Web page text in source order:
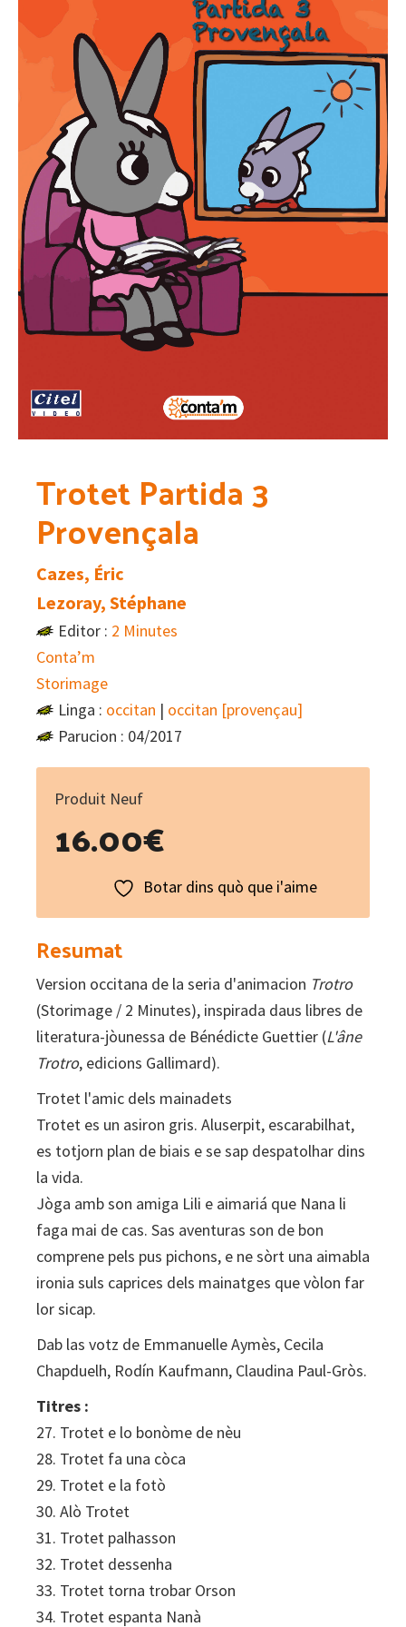
Trotet Partida 3
Provençala
Cazes, Éric
Lezoray, Stéphane
Editor : 2 Minutes
Conta’m
Storimage
Linga : occitan | occitan [provençau]
Parucion : 04/2017
Produit Neuf
16.00€
Botar dins quò que i'aime
Resumat
Version occitana de la seria d'animacion Trotro
(Storimage / 2 Minutes), inspirada daus libres de
literatura-jòunessa de Bénédicte Guettier (L'âne
Trotro, edicions Gallimard).
Trotet l'amic dels mainadets
Trotet es un asiron gris. Aluserpit, escarabilhat,
es totjorn plan de biais e se sap despatolhar dins
la vida.
Jòga amb son amiga Lili e aimariá que Nana li
faga mai de cas. Sas aventuras son de bon
comprene pels pus pichons, e ne sòrt una aimabla
ironia suls caprices dels mainatges que vòlon far
lor sicap.
Dab las votz de Emmanuelle Aymès, Cecila
Chapduelh, Rodín Kaufmann, Claudina Paul-Gròs.
Titres :
27. Trotet e lo bonòme de nèu
28. Trotet fa una còca
29. Trotet e la fotò
30. Alò Trotet
31. Trotet palhasson
32. Trotet dessenha
33. Trotet torna trobar Orson
34. Trotet espanta Nanà